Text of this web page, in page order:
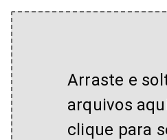
Arraste e
arquivos
clique para